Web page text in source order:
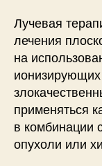
Лучевая
лечения
на
применяться
в комбинации
опухоли или